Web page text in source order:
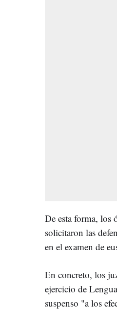
De esta forma, los
solicitaron las
en el examen de
En concreto, los
ejercicio de
suspenso "a los